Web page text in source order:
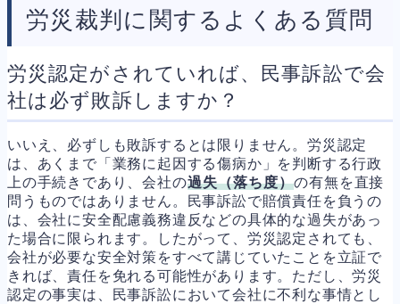
労災裁判に関するよくある質問
労災認定がされていれば、民事訴訟で会
社は必ず敗訴しますか？
いいえ、必ずしも敗訴するとは限りません。労災認定
は、あくまで「業務に起因する傷病か」を判断する行政
上の手続きであり、会社の過失（落ち度）の有無を直接
問うものではありません。民事訴訟で賠償責任を負うの
は、会社に安全配慮義務違反などの具体的な過失があっ
た場合に限られます。したがって、労災認定されても、
会社が必要な安全対策をすべて講じていたことを立証で
きれば、責任を免れる可能性があります。ただし、労災
認定の事実は、民事訴訟において会社に不利な事情とし